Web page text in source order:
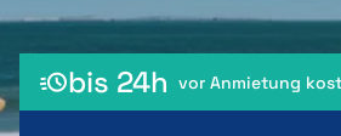
bis 24h vor Anmietung